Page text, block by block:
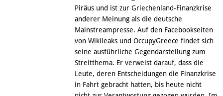
Piräus und ist zur Griechenland-Finanzkrise
anderer Meinung als die deutsche
Mainstreampresse. Auf den Facebookseiten
von Wikileaks und OccupyGreece findet sich
seine ausführliche Gegendarstellung zum
Streitthema. Er verweist darauf, dass die
Leute, deren Entscheidungen die Finanzkrise
in Fahrt gebracht hatten, bis heute nicht